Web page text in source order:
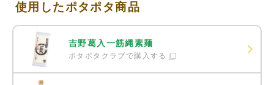
使用したポタポタ商品
吉野葛入一筋縄素麺
ポタポタクラブで購入する